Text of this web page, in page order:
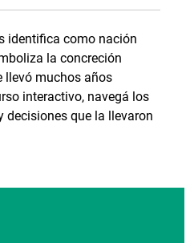
identifica como nación
la concreción
llevó muchos años
interactivo, navegá los
decisiones que la llevaron